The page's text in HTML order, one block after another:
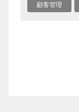
顧客管理